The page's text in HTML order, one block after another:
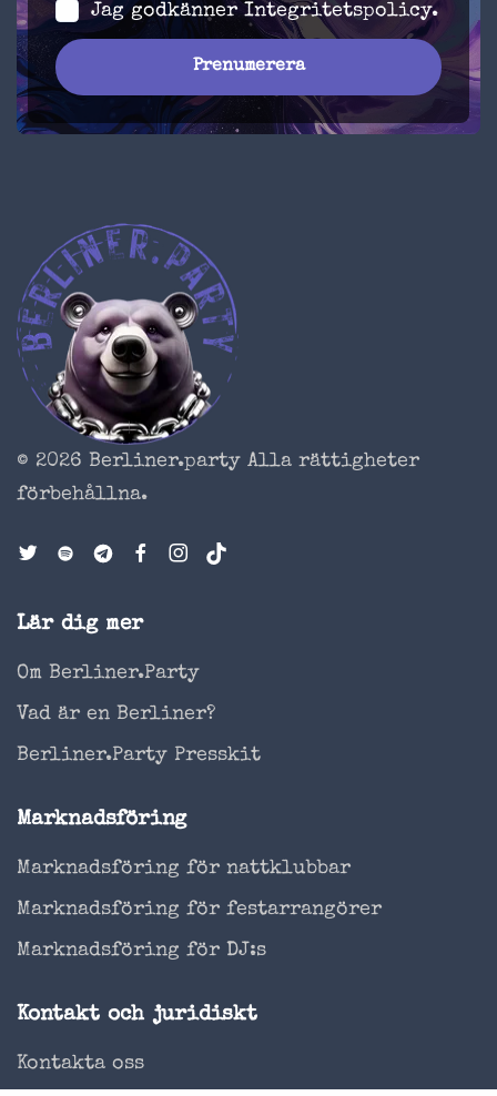
Jag godkänner Integritetspolicy.
© 2026 Berliner.party Alla rättigheter
förbehållna.
Lär dig mer
Om Berliner.Party
Vad är en Berliner?
Berliner.Party Presskit
Marknadsföring
Marknadsföring för nattklubbar
Marknadsföring för festarrangörer
Marknadsföring för DJ:s
Kontakt och juridiskt
Kontakta oss